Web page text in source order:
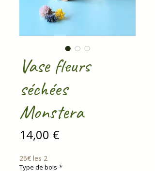
Vase fleurs
séchées
Monstera
14,00 €Prix
26€ les 2
Type de bois *